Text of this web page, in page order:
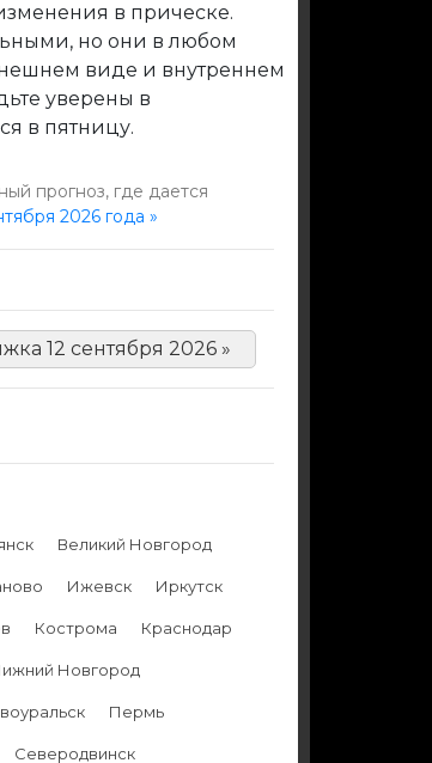
в прическе.
но они в любом
виде и внутреннем
уверены в
в пятницу.
прогноз, где дается
2026 года »
12 сентября 2026 »
Великий Новгород
Ижевск Иркутск
Кострома Краснодар
Новгород
Пермь
Северодвинск